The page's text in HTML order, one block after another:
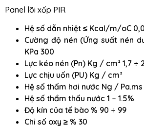
Panel lõi xốp PIR
Hệ số dẫn nhiệt ≤ Kcal/m/oC
Cường độ nén (Ứng suất nén
KPa 300
Lực kéo nén (Pn) Kg / cm² 1,7 ÷
Lực chịu uốn (PU) Kg / cm²
Hệ số thấm hơi nước Ng / Pa.ms
Hệ số thẩm thấu nước 1 – 1.5%
Độ kín của tế bào % 90 ÷ 99
Chỉ số oxy ≥ % 30